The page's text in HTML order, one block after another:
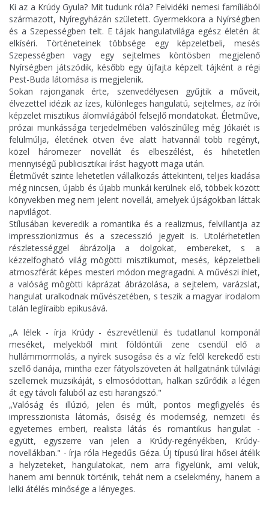
Ki az a Krúdy Gyula? Mit tudunk róla? Felvidéki nemesi famíliából
származott, Nyíregyházán született. Gyermekkora a Nyírségben
és a Szepességben telt. E tájak hangulatvilága egész életén át
elkíséri. Történeteinek többsége egy képzeletbeli, mesés
Szepességben vagy egy sejtelmes köntösben megjelenő
Nyírségben játszódik, később egy újfajta képzelt tájként a régi
Pest-Buda látomása is megjelenik.
Sokan rajonganak érte, szenvedélyesen gyűjtik a műveit,
élvezettel idézik az ízes, különleges hangulatú, sejtelmes, az írói
képzelet misztikus álomvilágából felsejlő mondatokat. Életműve,
prózai munkássága terjedelmében valószínűleg még Jókaiét is
felülmúlja, életének ötven éve alatt hatvannál több regényt,
közel háromezer novellát és elbeszélést, és hihetetlen
mennyiségű publicisztikai írást hagyott maga után.
Életművét szinte lehetetlen vállalkozás áttekinteni, teljes kiadása
még nincsen, újabb és újabb munkái kerülnek elő, többek között
könyvekben meg nem jelent novellái, amelyek újságokban láttak
napvilágot.
Stílusában keveredik a romantika és a realizmus, felvillantja az
impresszionizmus és a szecesszió jegyeit is. Utolérhetetlen
részletességgel ábrázolja a dolgokat, embereket, s a
kézzelfogható világ mögötti misztikumot, mesés, képzeletbeli
atmoszférát képes mesteri módon megragadni. A művészi ihlet,
a valóság mögötti káprázat ábrázolása, a sejtelem, varázslat,
hangulat uralkodnak művészetében, s teszik a magyar irodalom
talán leglíraibb epikusává.
„A lélek - írja Krúdy - észrevétlenül és tudatlanul komponál
meséket, melyekből mint földöntúli zene csendül elő a
hullámmormolás, a nyírek susogása és a víz felől kerekedő esti
szellő danája, mintha ezer fátyolszöveten át hallgatnánk túlvilági
szellemek muzsikáját, s elmosódottan, halkan szűrődik a légen
át egy távoli faluból az esti harangszó."
„Valóság és illúzió, jelen és múlt, pontos megfigyelés és
impresszionista látomás, ősiség és modernség, nemzeti és
egyetemes emberi, realista látás és romantikus hangulat -
együtt, egyszerre van jelen a Krúdy-regényékben, Krúdy-
novellákban." - írja róla Hegedűs Géza. Új típusú lírai hősei átélik
a helyzeteket, hangulatokat, nem arra figyelünk, ami velük,
hanem ami bennük történik, tehát nem a cselekmény, hanem a
lelki átélés minősége a lényeges.